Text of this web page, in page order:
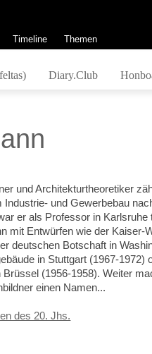
Timeline Themen
Diary.Club
und Architekturtheoretiker
Industrie- und Gewerbebau
er als Professor in Karlsruhe
mit Entwürfen wie der Kaiser-
deutschen Botschaft in
in Stuttgart (1967-1972)
(1956-1958). Weiter
einen Namen...
des 20. Jhs.